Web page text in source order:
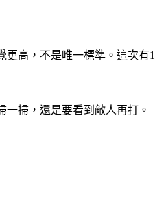
高，不是唯一標準。這次有1
掃，還是要看到敵人再打。